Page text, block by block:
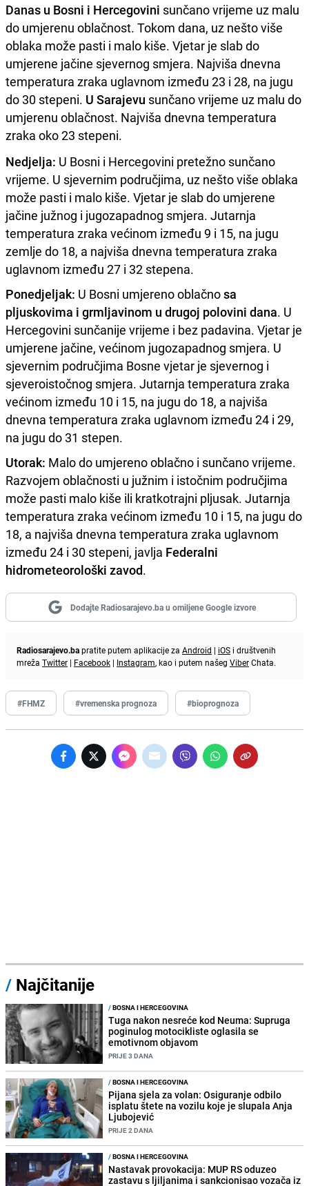
Danas u Bosni i Hercegovini sunčano vrijeme uz malu
do umjerenu oblačnost. Tokom dana, uz nešto više
oblaka može pasti i malo kiše. Vjetar je slab do
umjerene jačine sjevernog smjera. Najviša dnevna
temperatura zraka uglavnom između 23 i 28, na jugu
do 30 stepeni. U Sarajevu sunčano vrijeme uz malu do
umjerenu oblačnost. Najviša dnevna temperatura
zraka oko 23 stepeni.
Nedjelja: U Bosni i Hercegovini pretežno sunčano
vrijeme. U sjevernim područjima, uz nešto više oblaka
može pasti i malo kiše. Vjetar je slab do umjerene
jačine južnog i jugozapadnog smjera. Jutarnja
temperatura zraka većinom između 9 i 15, na jugu
zemlje do 18, a najviša dnevna temperatura zraka
uglavnom između 27 i 32 stepena.
Ponedjeljak: U Bosni umjereno oblačnosa
pljuskovima i grmljavinom u drugoj polovini dana. U
Hercegovini sunčanije vrijeme i bez padavina. Vjetar je
umjerene jačine, većinom jugozapadnog smjera. U
sjevernim područjima Bosne vjetar je sjevernog i
sjeveroistočnog smjera. Jutarnja temperatura zraka
većinom između 10 i 15, na jugu do 18, a najviša
dnevna temperatura zraka uglavnom između 24 i 29,
na jugu do 31 stepen.
Utorak: Malo do umjereno oblačno i sunčano vrijeme.
Razvojem oblačnosti u južnim i istočnim područjima
može pasti malo kiše ili kratkotrajni pljusak. Jutarnja
temperatura zraka većinom između 10 i 15, na jugu do
18, a najviša dnevna temperatura zraka uglavnom
između 24 i 30 stepeni, javlja Federalni
hidrometeorološki zavod.
Dodajte Radiosarajevo.ba u omiljene Google izvore
Radiosarajevo.bapratite putem aplikacije za Android | iOS i društvenih
mreža Twitter | Facebook | Instagram, kao i putem našeg ViberChata.
#FHMZ #vremenska prognoza #bioprognoza
/ Najčitanije
/BOSNA I HERCEGOVINA
Tuga nakon nesreće kod Neuma: Supruga
poginulog motocikliste oglasila se
emotivnom objavom
PRIJE 3 DANA
/BOSNA I HERCEGOVINA
Pijana sjela za volan: Osiguranje odbilo
isplatu štete na vozilu koje je slupala Anja
Ljubojević
PRIJE 2 DANA
/BOSNA I HERCEGOVINA
Nastavak provokacija: MUP RS oduzeo
zastavu s ljiljanima i sankcionisao vozača iz